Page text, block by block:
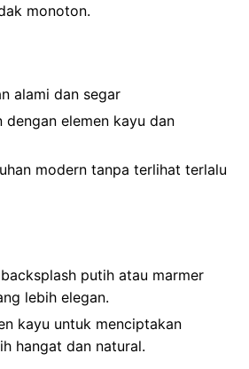
monoton.
alami dan segar
elemen kayu dan
modern tanpa terlihat terlalu
putih atau marmer
lebih elegan.
kayu untuk menciptakan
hangat dan natural.